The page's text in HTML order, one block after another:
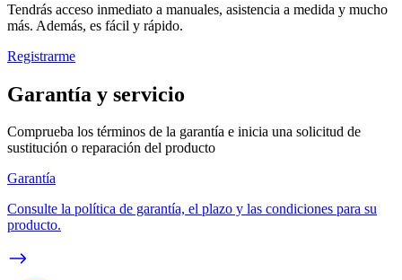
Tendrás acceso inmediato a manuales, asistencia a medida y mucho
más. Además, es fácil y rápido.
Registrarme
Garantía y servicio
Comprueba los términos de la garantía e inicia una solicitud de
sustitución o reparación del producto
Garantía
Consulte la política de garantía, el plazo y las condiciones para su
producto.